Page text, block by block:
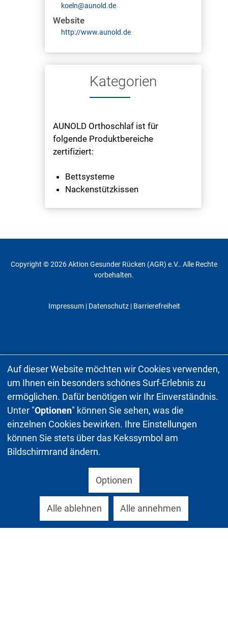
koeln@aunold.de
Website
http://www.aunold.de
Kategorien
AUNOLD Orthoschlaf ist für
folgende Produktbereiche
zertifiziert:
Bettsysteme
Nackenstützkissen
Copyright © 2026 Aktion Gesunder Rücken (AGR) e.V.. Alle Rechte
vorbehalten.
Impressum| Datenschutz| Barrierefreiheit
Auf dieser Website möchten wir Cookies verwenden,
um Ihnen ein besonders schönes Surf-Erlebnis zu
ermöglichen. Dafür benötigen wir Ihr Einverständnis.
Unter "Optionen" können Sie sehen, was die
einzelnen Cookies bewirken. Ihre Einstellungen
können Sie stets über das Kekssymbol am
Bildschirmrand ändern.
Optionen
Alle ablehnen Alle annehmen